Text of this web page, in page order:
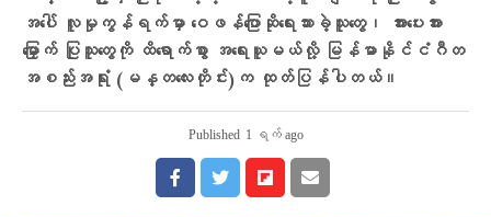
အပေါ် လူမှုကွန်ရက်မှာ ဝေဖန်ပြောဆိုရေးသားခဲ့သူတွေ၊ အားပေးအား
မြှောက် ပြုသူတွေကို ထိရောက်စွာ အရေးယူမယ်လို့ မြန်မာနိုင်ငံဂီတ
အစည်းအရုံး (မန္တလေးတိုင်း)က ထုတ်ပြန်ပါတယ်။
Published 1 ရက် ago